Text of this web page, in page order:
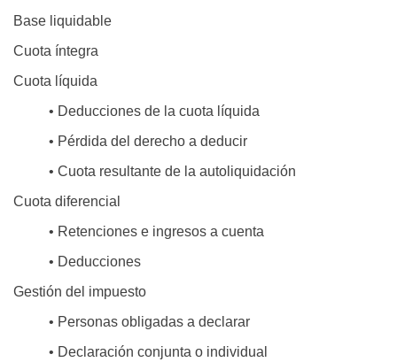
Base liquidable
Cuota íntegra
Cuota líquida
• Deducciones de la cuota líquida
• Pérdida del derecho a deducir
• Cuota resultante de la autoliquidación
Cuota diferencial
• Retenciones e ingresos a cuenta
• Deducciones
Gestión del impuesto
• Personas obligadas a declarar
• Declaración conjunta o individual